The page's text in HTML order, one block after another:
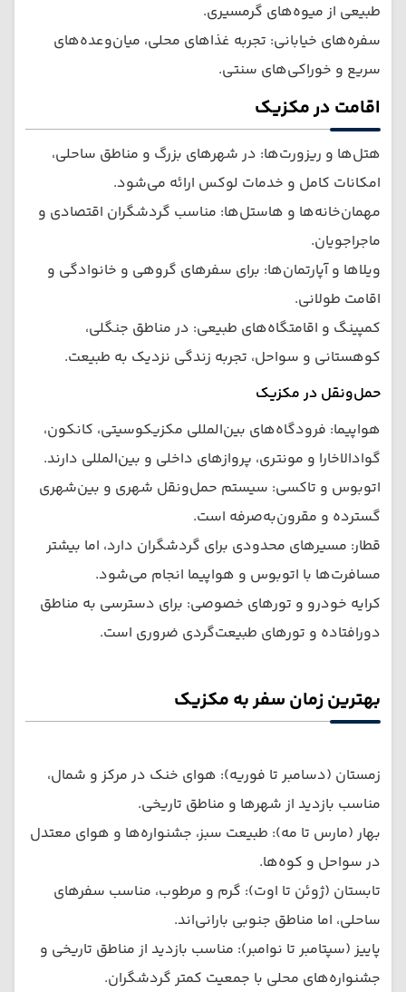
طبیعی از میوه‌های گرمسیری.
سفره‌های خیابانی: تجربه غذاهای محلی، میان‌وعده‌های
سریع و خوراکی‌های سنتی.
اقامت در مکزیک
هتل‌ها و ریزورت‌ها: در شهرهای بزرگ و مناطق ساحلی،
امکانات کامل و خدمات لوکس ارائه می‌شود.
مهمان‌خانه‌ها و هاستل‌ها: مناسب گردشگران اقتصادی و
ماجراجویان.
ویلاها و آپارتمان‌ها: برای سفرهای گروهی و خانوادگی و
اقامت طولانی.
کمپینگ و اقامتگاه‌های طبیعی: در مناطق جنگلی،
کوهستانی و سواحل، تجربه زندگی نزدیک به طبیعت.
حمل‌ونقل در مکزیک
هواپیما: فرودگاه‌های بین‌المللی مکزیکوسیتی، کانکون،
گوادالاخارا و مونتری، پروازهای داخلی و بین‌المللی دارند.
اتوبوس و تاکسی: سیستم حمل‌ونقل شهری و بین‌شهری
گسترده و مقرون‌به‌صرفه است.
قطار: مسیرهای محدودی برای گردشگران دارد، اما بیشتر
مسافرت‌ها با اتوبوس و هواپیما انجام می‌شود.
کرایه خودرو و تورهای خصوصی: برای دسترسی به مناطق
دورافتاده و تورهای طبیعت‌گردی ضروری است.
بهترین زمان سفر به مکزیک
زمستان (دسامبر تا فوریه): هوای خنک در مرکز و شمال،
مناسب بازدید از شهرها و مناطق تاریخی.
بهار (مارس تا مه): طبیعت سبز، جشنواره‌ها و هوای معتدل
در سواحل و کوه‌ها.
تابستان (ژوئن تا اوت): گرم و مرطوب، مناسب سفرهای
ساحلی، اما مناطق جنوبی بارانی‌اند.
پاییز (سپتامبر تا نوامبر): مناسب بازدید از مناطق تاریخی و
جشنواره‌های محلی با جمعیت کمتر گردشگران.